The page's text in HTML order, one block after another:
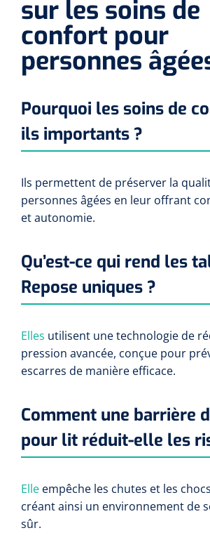
sur les soins de
confort pour
personnes
Pourquoi les soins de
ils importants ?
Ils permettent de préserver la
personnes âgées en leur offrant
et autonomie.
Qu’est-ce qui rend les
Repose uniques ?
Elles utilisent une technologie de
pression avancée, conçue pour
escarres de manière efficace.
Comment une barrière
pour lit réduit-elle les
Elle empêche les chutes et les
créant ainsi un environnement de
sûr.